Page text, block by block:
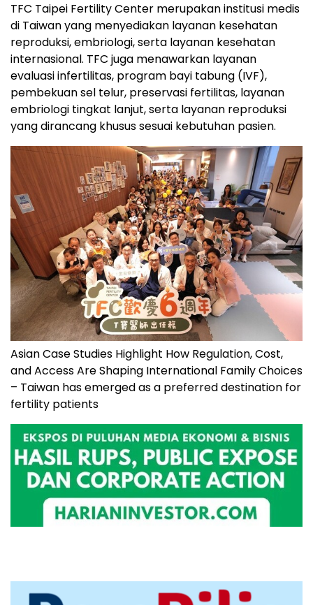
TFC Taipei Fertility Center merupakan institusi medis
di Taiwan yang menyediakan layanan kesehatan
reproduksi, embriologi, serta layanan kesehatan
internasional. TFC juga menawarkan layanan
evaluasi infertilitas, program bayi tabung (IVF),
pembekuan sel telur, preservasi fertilitas, layanan
embriologi tingkat lanjut, serta layanan reproduksi
yang dirancang khusus sesuai kebutuhan pasien.
Asian Case Studies Highlight How Regulation, Cost,
and Access Are Shaping International Family Choices
– Taiwan has emerged as a preferred destination for
fertility patients